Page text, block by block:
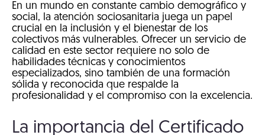
En un mundo en constante cambio demográfico y
social, la atención sociosanitaria juega un papel
crucial en la inclusión y el bienestar de los
colectivos más vulnerables. Ofrecer un servicio de
calidad en este sector requiere no solo de
habilidades técnicas y conocimientos
especializados, sino también de una formación
sólida y reconocida que respalde la
profesionalidad y el compromiso con la excelencia.
La importancia del Certificado